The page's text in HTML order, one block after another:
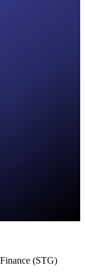
(STG)